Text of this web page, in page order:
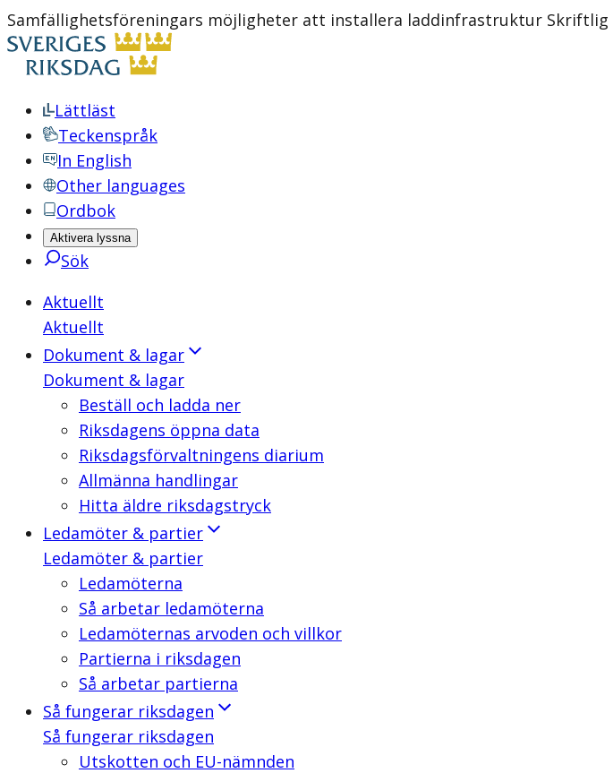
Samfällighetsföreningars möjligheter att installera laddinfrastruktur Skriftlig
Lättläst
Teckenspråk
In English
Other languages
Ordbok
Aktivera lyssna
Sök
Aktuellt
Aktuellt
Dokument & lagar
Dokument & lagar
Beställ och ladda ner
Riksdagens öppna data
Riksdagsförvaltningens diarium
Allmänna handlingar
Hitta äldre riksdagstryck
Ledamöter & partier
Ledamöter & partier
Ledamöterna
Så arbetar ledamöterna
Ledamöternas arvoden och villkor
Partierna i riksdagen
Så arbetar partierna
Så fungerar riksdagen
Så fungerar riksdagen
Utskotten och EU-nämnden